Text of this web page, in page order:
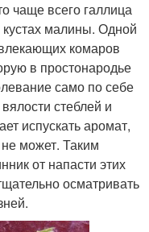
чаще всего галлица
малины. Одной
комаров
в простонародье
само по себе
стеблей и
испускать аромат,
может. Таким
от напасти этих
осматривать